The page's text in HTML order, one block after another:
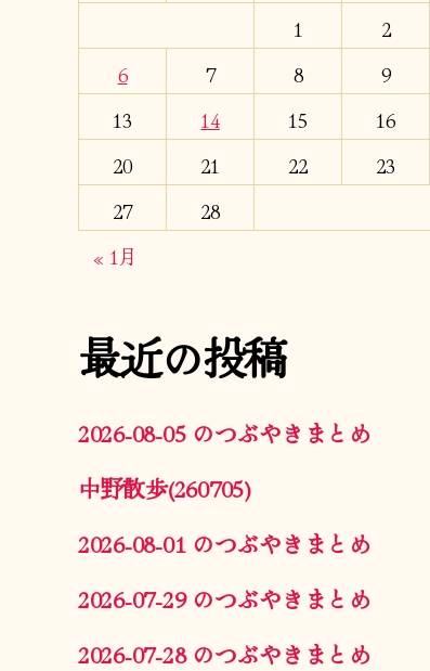
1
2
6
7 8 9
13
14 15 16
20
21 22 23
27
28
« 1月
最近の投稿
2026-08-05 のつぶやきまとめ
中野散歩(260705)
2026-08-01 のつぶやきまとめ
2026-07-29 のつぶやきまとめ
2026-07-28 のつぶやきまとめ